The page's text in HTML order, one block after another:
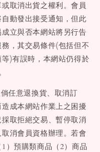
取消出貨之權利。會員
動發出接受通知，但此
立與否本網站將另行告
，其交易條件(包括但不
)有誤時，本網站仍得於
任意退換貨、取消訂
成本網站作業上之困擾
取拒絕交易、暫停取消
消會員資格辦理。若會
）預購類商品（2）商品